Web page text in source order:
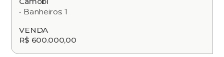
Banheiros: 1
VENDA
R$ 600.000,00